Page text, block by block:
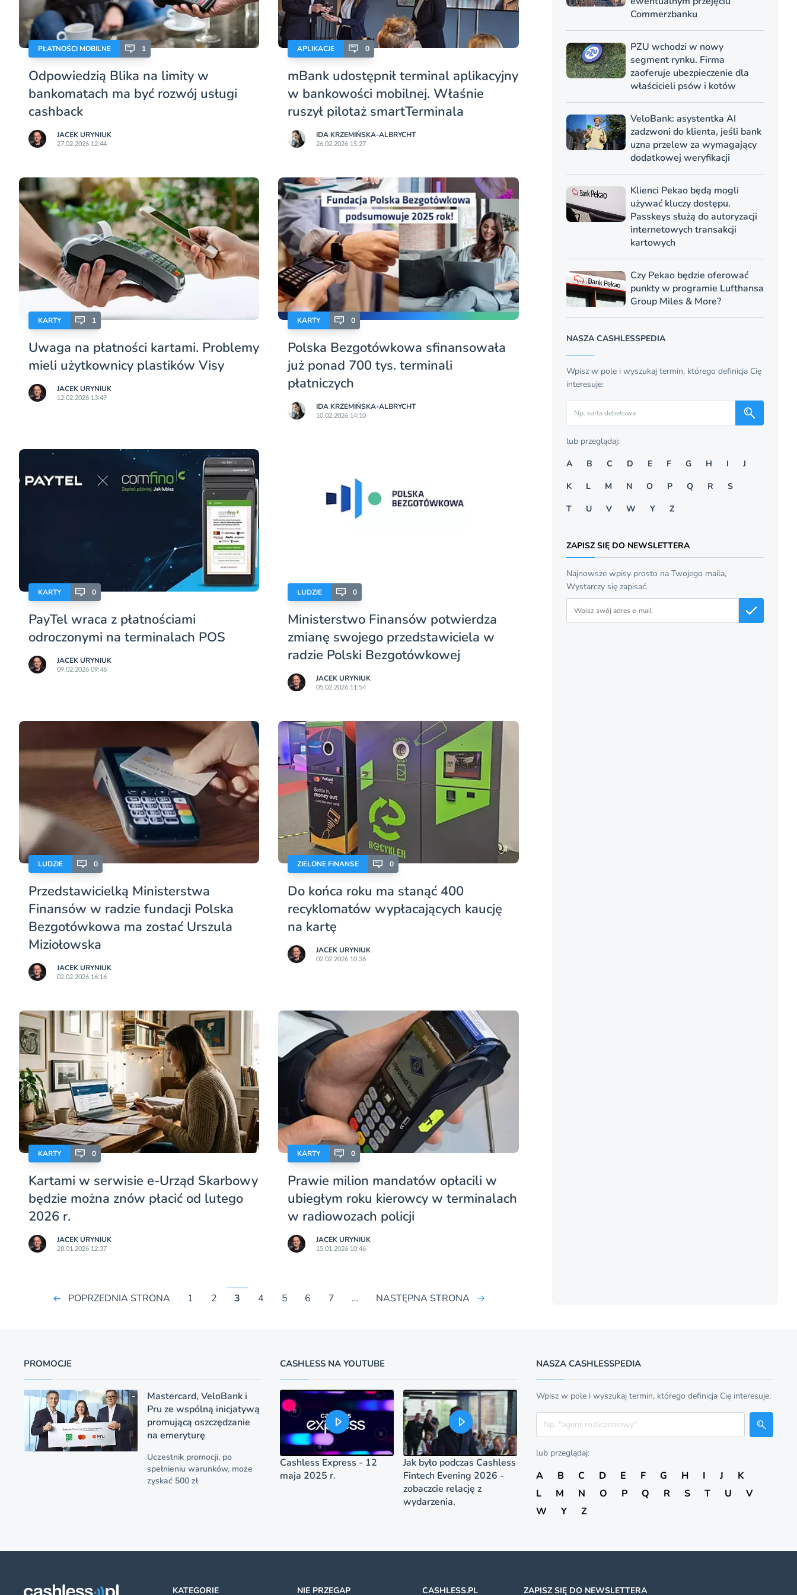
PŁATNOŚCI MOBILNE 1
Odpowiedzią Blika na limity w
bankomatach ma być rozwój usługi
cashback
JACEK URYNIUK
27.02.2026 12:44
APLIKACJE 0
mBank udostępnił terminal aplikacyjny
w bankowości mobilnej. Właśnie
ruszył pilotaż smartTerminala
IDA KRZEMIŃSKA-ALBRYCHT
26.02.2026 15:27
KARTY 1
Uwaga na płatności kartami. Problemy
mieli użytkownicy plastików Visy
JACEK URYNIUK
12.02.2026 13:49
KARTY 0
Polska Bezgotówkowa sfinansowała
już ponad 700 tys. terminali
płatniczych
IDA KRZEMIŃSKA-ALBRYCHT
10.02.2026 14:10
KARTY 0
PayTel wraca z płatnościami
odroczonymi na terminalach POS
JACEK URYNIUK
09.02.2026 09:46
LUDZIE 0
Ministerstwo Finansów potwierdza
zmianę swojego przedstawiciela w
radzie Polski Bezgotówkowej
JACEK URYNIUK
05.02.2026 11:54
LUDZIE 0
Przedstawicielką Ministerstwa
Finansów w radzie fundacji Polska
Bezgotówkowa ma zostać Urszula
Miziołowska
JACEK URYNIUK
02.02.2026 16:16
ZIELONE FINANSE 0
Do końca roku ma stanąć 400
recyklomatów wypłacających kaucję
na kartę
JACEK URYNIUK
02.02.2026 10:36
KARTY 0
Kartami w serwisie e-Urząd Skarbowy
będzie można znów płacić od lutego
2026 r.
JACEK URYNIUK
28.01.2026 12:37
KARTY 0
Prawie milion mandatów opłacili w
ubiegłym roku kierowcy w terminalach
w radiowozach policji
JACEK URYNIUK
15.01.2026 10:46
POPRZEDNIA STRONA 1 2 3 4 5 6 7 … NASTĘPNA STRONA
Commerzbanku
PZU wchodzi w nowy
segment rynku. Firma
zaoferuje ubezpieczenie dla
właścicieli psów i kotów
VeloBank: asystentka AI
zadzwoni do klienta, jeśli bank
uzna przelew za wymagający
dodatkowej weryfikacji
Klienci Pekao będą mogli
używać kluczy dostępu.
Passkeys służą do autoryzacji
internetowych transakcji
kartowych
Czy Pekao będzie oferować
punkty w programie Lufthansa
Group Miles & More?
NASZA CASHLESSPEDIA
Wpisz w pole i wyszukaj termin, którego definicja Cię
interesuje:
lub przeglądaj:
A
B C D E F G H I
J
K
L M N O P Q R
S
T
U V W Y Z
ZAPISZ SIĘ DO NEWSLETTERA
Najnowsze wpisy prosto na Twojego maila,
Wystarczy się zapisać.
PROMOCJE
Mastercard, VeloBank i
Pru ze wspólną inicjatywą
promującą oszczędzanie
na emeryturę
Uczestnik promocji, po
spełnieniu warunków, może
zyskać 500 zł
CASHLESS NA YOUTUBE
Cashless Express - 12
maja 2025 r.
Jak było podczas Cashless
Fintech Evening 2026 -
zobaczcie relację z
wydarzenia.
NASZA CASHLESSPEDIA
Wpisz w pole i wyszukaj termin, którego definicja Cię interesuje:
Szukaj
lub przeglądaj:
A B C D E F G H I J
K
L
M N O P Q R S T U
V
W
Y Z
KATEGORIE NIE PRZEGAP CASHLESS.PL ZAPISZ SIĘ DO NEWSLETTERA